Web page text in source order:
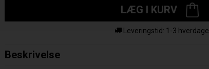
LÆG I KURV
Leveringstid: 1-3 hverdage
Beskrivelse